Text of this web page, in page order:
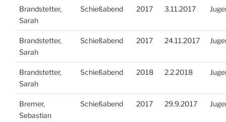
Brandstetter,
Sarah
Schießabend 2017 3.11.2017
Brandstetter,
Sarah
Schießabend 2017 24.11.2017
Brandstetter,
Sarah
Schießabend 2018 2.2.2018
Bremer,
Sebastian
Schießabend 2017 29.9.2017